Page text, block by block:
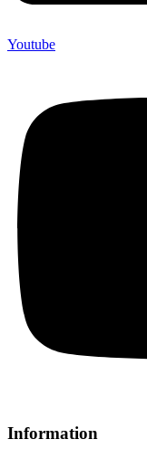
Youtube
Information